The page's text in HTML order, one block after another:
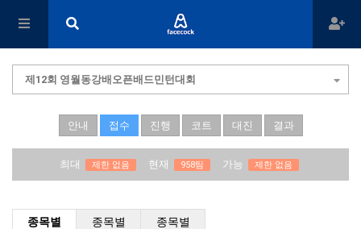
제12회 영월동강배오픈배드민턴대회
안내 접수 진행 코트 대진 결과
최대 제한 없음 현재 958팀 가능 제한 없음
종목별 종목별 종목별